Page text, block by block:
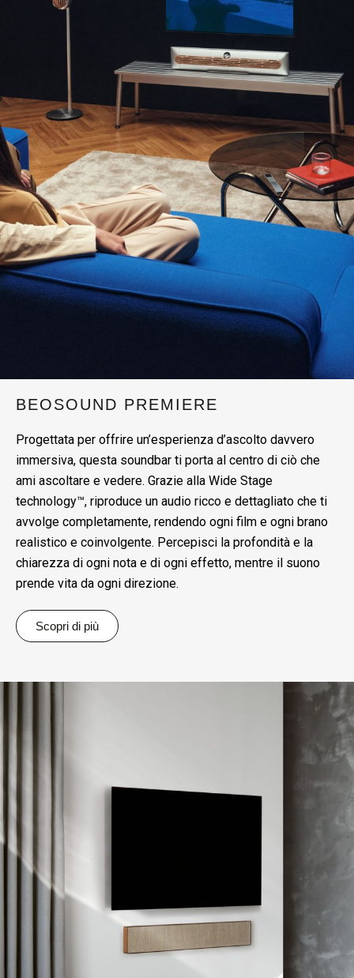
BEOSOUND PREMIERE
Progettata per offrire un’esperienza d’ascolto davvero
immersiva, questa soundbar ti porta al centro di ciò che
ami ascoltare e vedere. Grazie alla Wide Stage
technology™, riproduce un audio ricco e dettagliato che ti
avvolge completamente, rendendo ogni film e ogni brano
realistico e coinvolgente. Percepisci la profondità e la
chiarezza di ogni nota e di ogni effetto, mentre il suono
prende vita da ogni direzione.
Scopri di più